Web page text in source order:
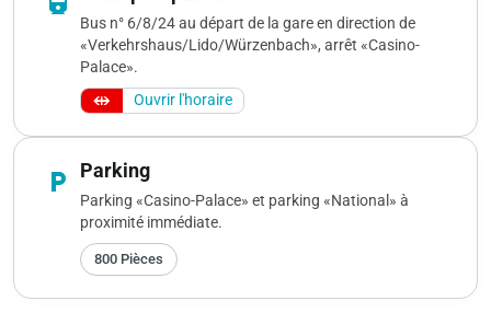
Bus n° 6/8/24 au départ de la gare en direction de
«Verkehrshaus/Lido/Würzenbach», arrêt «Casino-
Palace».
Ouvrir l'horaire
local_parking Parking
Parking «Casino-Palace» et parking «National» à
proximité immédiate.
800 Pièces